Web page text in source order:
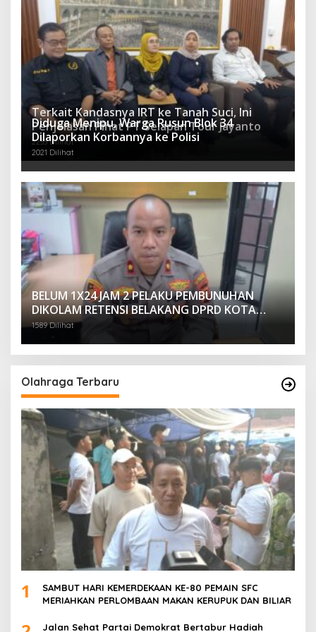
Terkait Kandasnya IRT ke Tanah Suci, Ini
Penjelasan Pihat PT Selapan Tour Jayanto
2233 Dilihat
Diduga Menipu, Warga Rusun Blok 34
Dilaporkan Korbannya ke Polisi
2021 Dilihat
BELUM 1X24 JAM 2 PELAKU PEMBUNUHAN
DIKOLAM RETENSI BELAKANG DPRD KOTA
PALEMBANG TELAH DIRINGKUS ANGGOTA
1589 Dilihat
Olahraga Terbaru
1
SAMBUT HARI KEMERDEKAAN KE-80 PEMAIN SFC
MERIAHKAN PERLOMBAAN MAKAN KERUPUK DAN BILIAR
Jalan Sehat Partai Demokrat Bertabur Hadiah